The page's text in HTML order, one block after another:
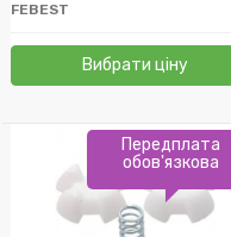
FEBEST
Вибрати ціну
Передплата
обов'язкова